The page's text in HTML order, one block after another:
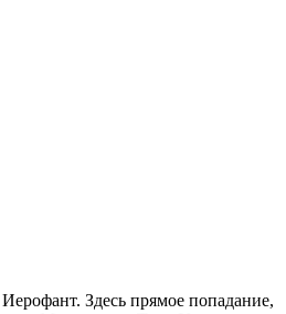
Здесь прямое попадание,